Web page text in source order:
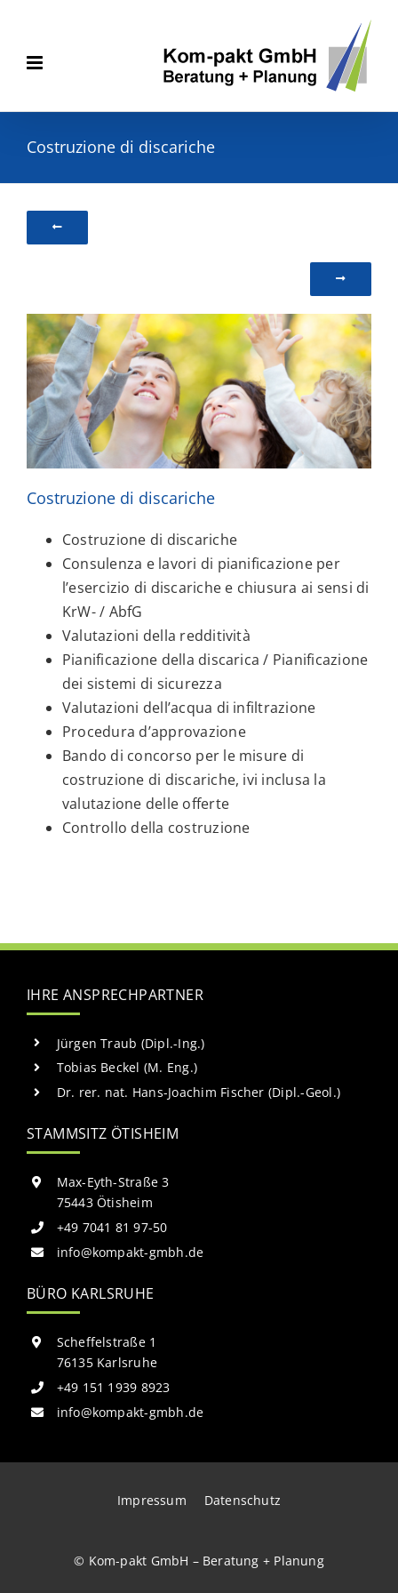
content
Costruzione di discariche
Costruzione di discariche
Costruzione di discariche
Consulenza e lavori di pianificazione per
l’esercizio di discariche e chiusura ai sensi di
KrW- / AbfG
Valutazioni della redditività
Pianificazione della discarica / Pianificazione
dei sistemi di sicurezza
Valutazioni dell’acqua di infiltrazione
Procedura d’approvazione
Bando di concorso per le misure di
costruzione di discariche, ivi inclusa la
valutazione delle offerte
Controllo della costruzione
IHRE ANSPRECHPARTNER
Jürgen Traub (Dipl.-Ing.)
Tobias Beckel (M. Eng.)
Dr. rer. nat. Hans-Joachim Fischer (Dipl.-Geol.)
STAMMSITZ ÖTISHEIM
Max-Eyth-Straße 3
75443 Ötisheim
+49 7041 81 97-50
info@kompakt-gmbh.de
BÜRO KARLSRUHE
Scheffelstraße 1
76135 Karlsruhe
+49 151 1939 8923
info@kompakt-gmbh.de
© Kom-pakt GmbH – Beratung + Planung
Impressum Datenschutz